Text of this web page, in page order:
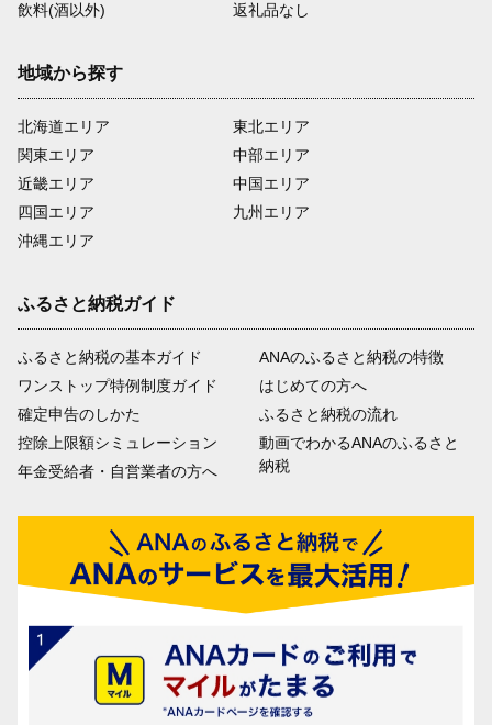
飲料(酒以外)
返礼品なし
地域から探す
北海道エリア
関東エリア
近畿エリア
四国エリア
沖縄エリア
東北エリア
中部エリア
中国エリア
九州エリア
ふるさと納税ガイド
ふるさと納税の基本ガイド
ワンストップ特例制度ガイド
確定申告のしかた
控除上限額シミュレーション
年金受給者・自営業者の方へ
ANAのふるさと納税の特徴
はじめての方へ
ふるさと納税の流れ
動画でわかるANAのふるさと
納税